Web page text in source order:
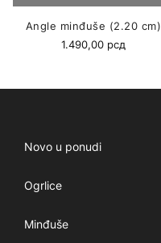
Angle minđuše (2.20 cm)
1.490,00 рсд
Novo u ponudi
Ogrlice
Minđuše